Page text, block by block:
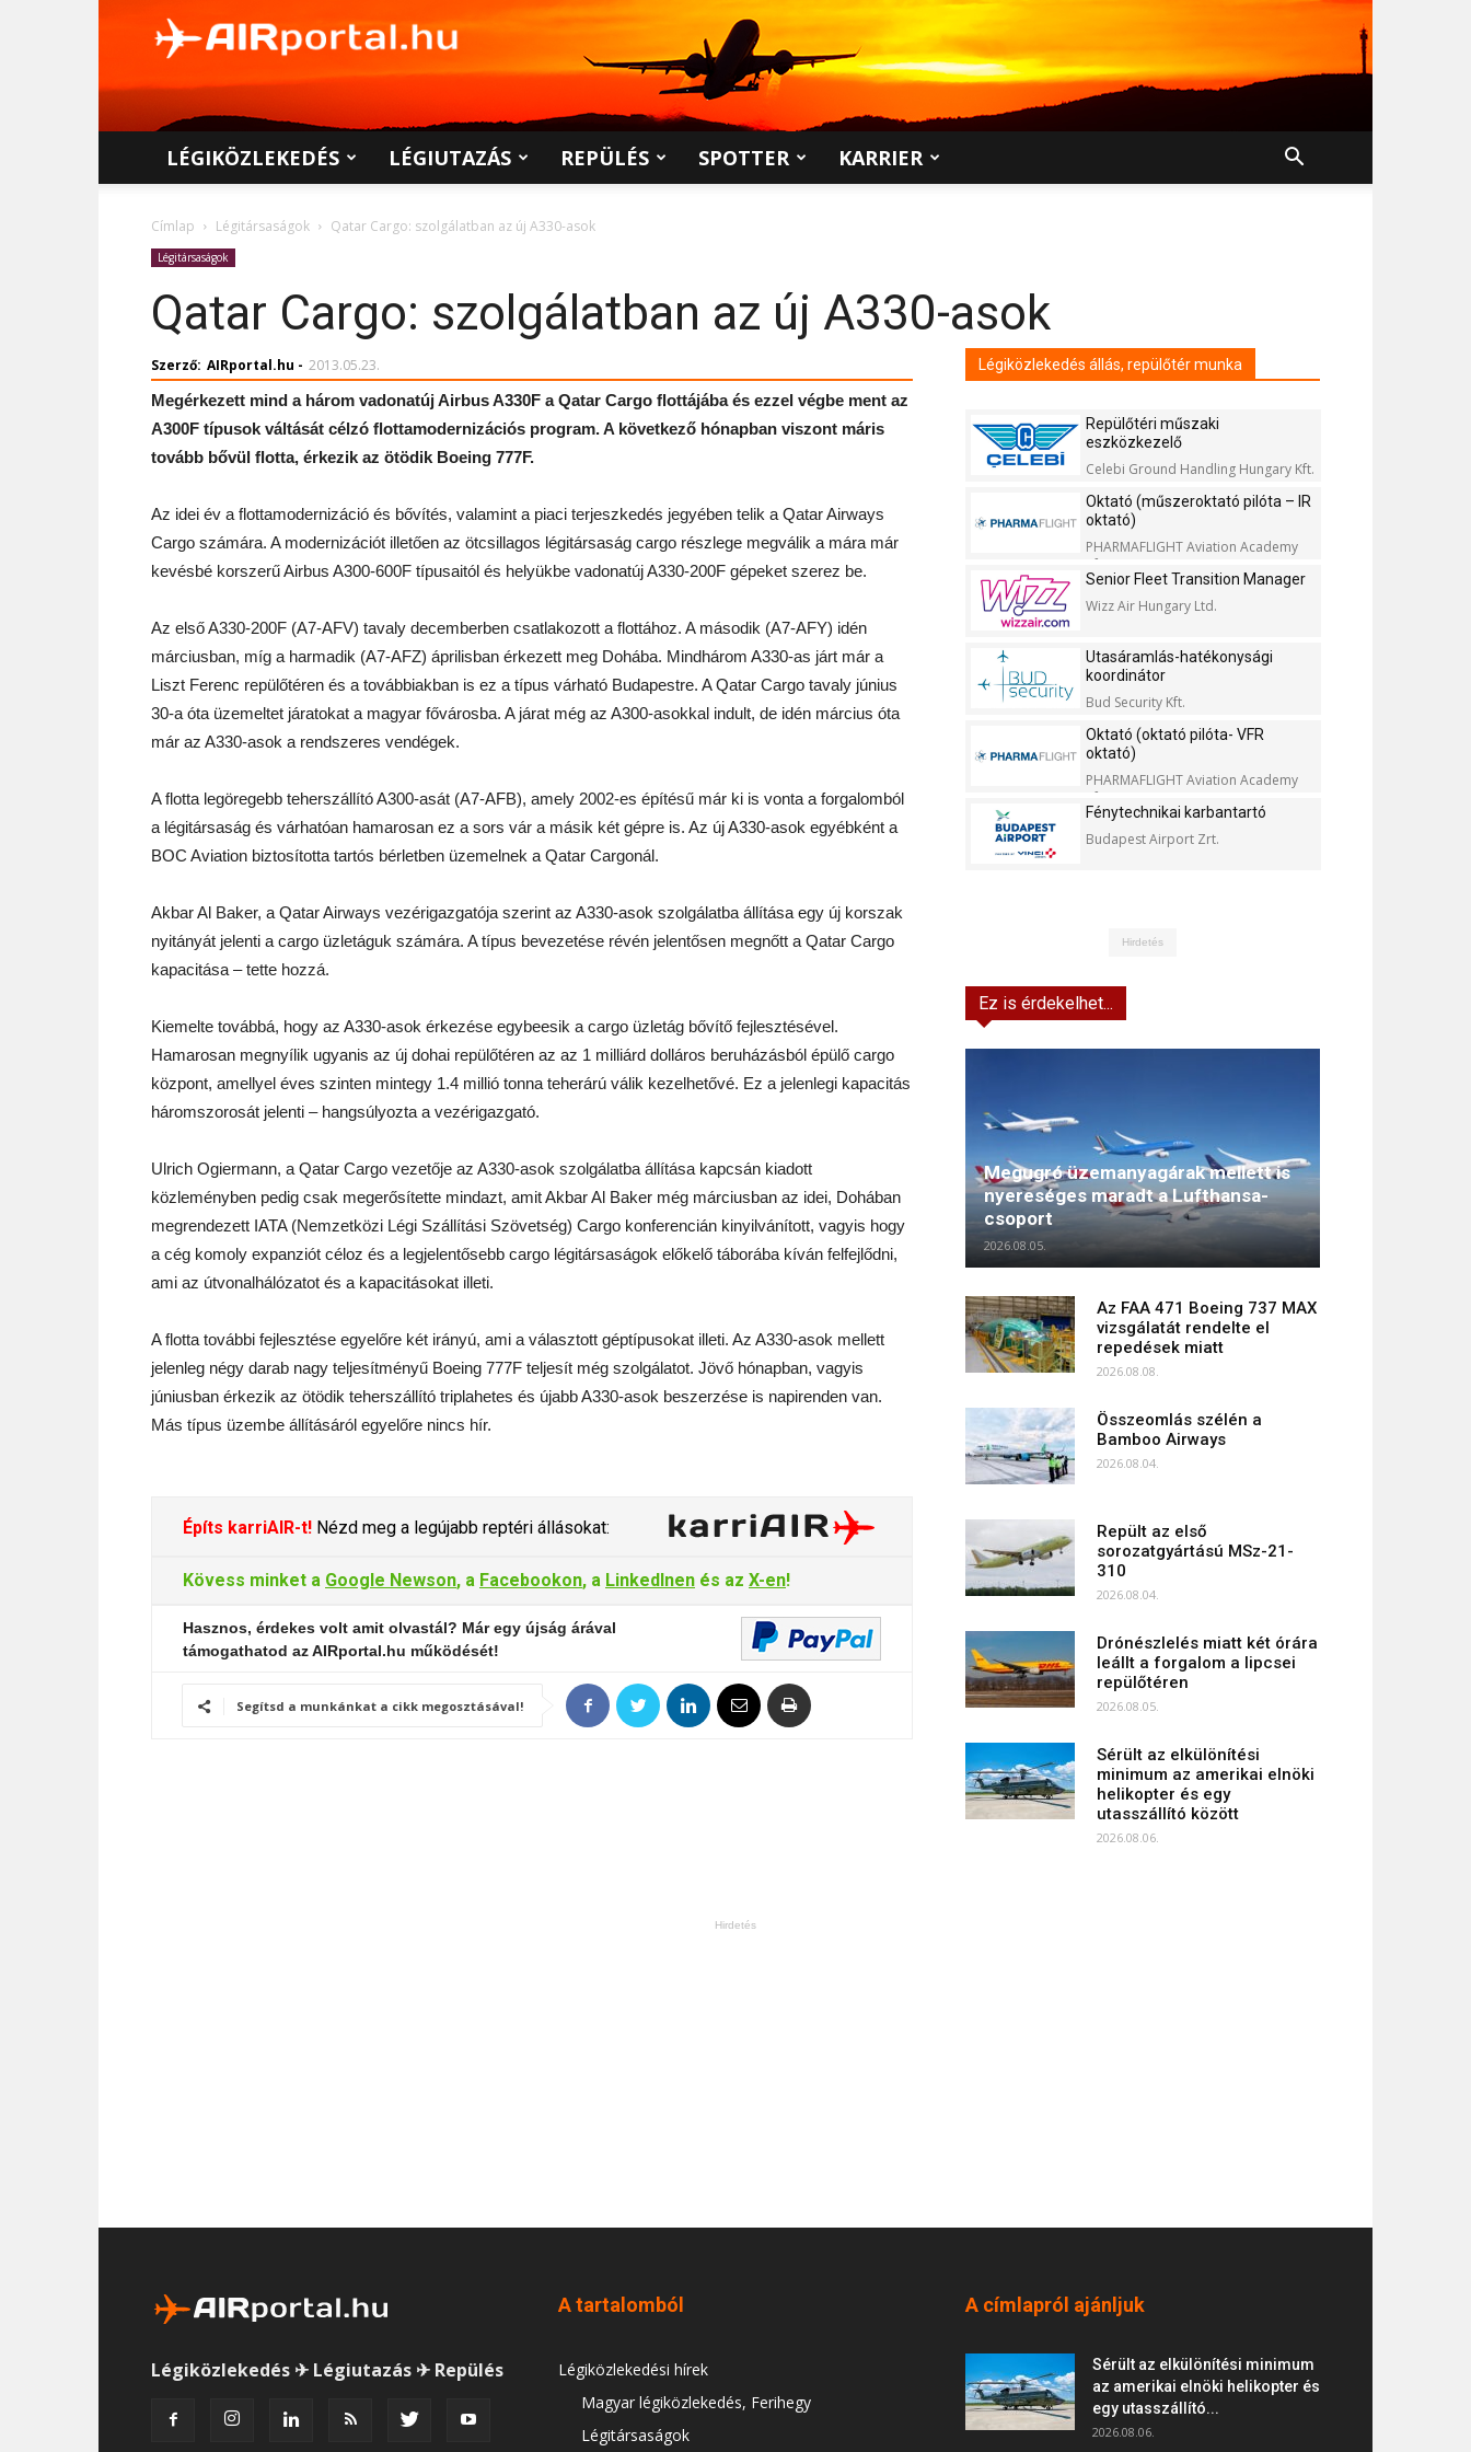
LÉGIKÖZLEKEDÉS LÉGIUTAZÁS REPÜLÉS SPOTTER KARRIER
Címlap Légitársaságok Qatar Cargo: szolgálatban az új A330-asok
Légitársaságok
Qatar Cargo: szolgálatban az új A330-asok
Szerző: AIRportal.hu - 2013.05.23.
Megérkezett mind a három vadonatúj Airbus A330F a Qatar Cargo flottájába és ezzel végbe ment az
A300F típusok váltását célzó flottamodernizációs program. A következő hónapban viszont máris
tovább bővül flotta, érkezik az ötödik Boeing 777F.
Az idei év a flottamodernizáció és bővítés, valamint a piaci terjeszkedés jegyében telik a Qatar Airways
Cargo számára. A modernizációt illetően az ötcsillagos légitársaság cargo részlege megválik a mára már
kevésbé korszerű Airbus A300-600F típusaitól és helyükbe vadonatúj A330-200F gépeket szerez be.
Az első A330-200F (A7-AFV) tavaly decemberben csatlakozott a flottához. A második (A7-AFY) idén
márciusban, míg a harmadik (A7-AFZ) áprilisban érkezett meg Dohába. Mindhárom A330-as járt már a
Liszt Ferenc repülőtéren és a továbbiakban is ez a típus várható Budapestre. A Qatar Cargo tavaly június
30-a óta üzemeltet járatokat a magyar fővárosba. A járat még az A300-asokkal indult, de idén március óta
már az A330-asok a rendszeres vendégek.
A flotta legöregebb teherszállító A300-asát (A7-AFB), amely 2002-es építésű már ki is vonta a forgalomból
a légitársaság és várhatóan hamarosan ez a sors vár a másik két gépre is. Az új A330-asok egyébként a
BOC Aviation biztosította tartós bérletben üzemelnek a Qatar Cargonál.
Akbar Al Baker, a Qatar Airways vezérigazgatója szerint az A330-asok szolgálatba állítása egy új korszak
nyitányát jelenti a cargo üzletáguk számára. A típus bevezetése révén jelentősen megnőtt a Qatar Cargo
kapacitása – tette hozzá.
Kiemelte továbbá, hogy az A330-asok érkezése egybeesik a cargo üzletág bővítő fejlesztésével.
Hamarosan megnyílik ugyanis az új dohai repülőtéren az az 1 milliárd dolláros beruházásból épülő cargo
központ, amellyel éves szinten mintegy 1.4 millió tonna teherárú válik kezelhetővé. Ez a jelenlegi kapacitás
háromszorosát jelenti – hangsúlyozta a vezérigazgató.
Ulrich Ogiermann, a Qatar Cargo vezetője az A330-asok szolgálatba állítása kapcsán kiadott
közleményben pedig csak megerősítette mindazt, amit Akbar Al Baker még márciusban az idei, Dohában
megrendezett IATA (Nemzetközi Légi Szállítási Szövetség) Cargo konferencián kinyilvánított, vagyis hogy
a cég komoly expanziót céloz és a legjelentősebb cargo légitársaságok előkelő táborába kíván felfejlődni,
ami az útvonalhálózatot és a kapacitásokat illeti.
A flotta további fejlesztése egyelőre két irányú, ami a választott géptípusokat illeti. Az A330-asok mellett
jelenleg négy darab nagy teljesítményű Boeing 777F teljesít még szolgálatot. Jövő hónapban, vagyis
júniusban érkezik az ötödik teherszállító triplahetes és újabb A330-asok beszerzése is napirenden van.
Más típus üzembe állításáról egyelőre nincs hír.
Építs karriAIR-t! Nézd meg a legújabb reptéri állásokat:
Kövess minket a Google Newson, a Facebookon, a LinkedInen és az X-en!
Hasznos, érdekes volt amit olvastál? Már egy újság árával
támogathatod az AIRportal.hu működését!
Segítsd a munkánkat a cikk megosztásával!
Légiközlekedés állás, repülőtér munka
Repülőtéri műszaki
eszközkezelő
Celebi Ground Handling Hungary Kft.
Oktató (műszeroktató pilóta – IR
oktató)
PHARMAFLIGHT Aviation Academy
Kft.
Senior Fleet Transition Manager
Wizz Air Hungary Ltd.
Utasáramlás-hatékonysági
koordinátor
Bud Security Kft.
Oktató (oktató pilóta- VFR
oktató)
PHARMAFLIGHT Aviation Academy
Kft.
Fénytechnikai karbantartó
Budapest Airport Zrt.
Hirdetés
Ez is érdekelhet...
Megugró üzemanyagárak mellett is
nyereséges maradt a Lufthansa-
csoport
2026.08.05.
Az FAA 471 Boeing 737 MAX
vizsgálatát rendelte el
repedések miatt
2026.08.08.
Összeomlás szélén a
Bamboo Airways
2026.08.04.
Repült az első
sorozatgyártású MSz-21-
310
2026.08.04.
Drónészlelés miatt két órára
leállt a forgalom a lipcsei
repülőtéren
2026.08.05.
Sérült az elkülönítési
minimum az amerikai elnöki
helikopter és egy
utasszállító között
2026.08.06.
Hirdetés
Légiközlekedés ✈ Légiutazás ✈ Repülés
A tartalomból
Légiközlekedési hírek
Magyar légiközlekedés, Ferihegy
Légitársaságok
A címlapról ajánljuk
Sérült az elkülönítési minimum
az amerikai elnöki helikopter és
egy utasszállító...
2026.08.06.